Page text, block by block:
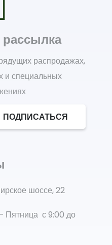
распродажах,
и специальных
ПОДПИСАТЬСЯ
шоссе, 22
Пятница с 9:00 до